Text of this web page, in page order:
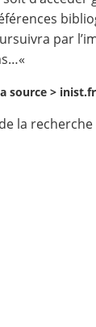
par
«
source >
la recherche